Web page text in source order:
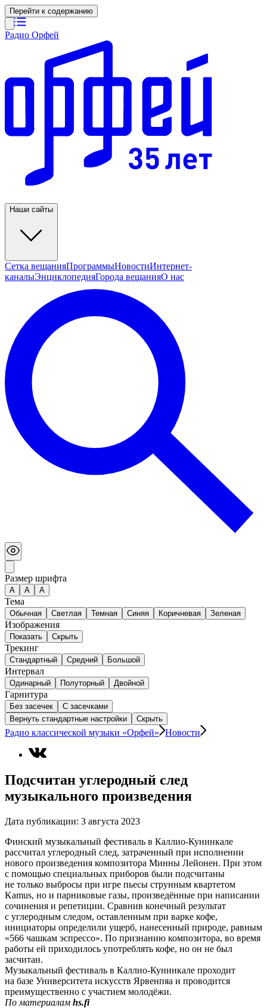
Перейти к содержанию
Радио Орфей
Наши сайты
Сетка вещанияПрограммыНовостиИнтернет-
каналыЭнциклопедияГорода вещанияО нас
Размер шрифта
А A A
Тема
Обычная Светлая Темная Синяя Коричневая Зеленая
Изображения
Показать Скрыть
Трекинг
Стандартный Средний Большой
Интервал
Одинарный Полуторный Двойной
Гарнитура
Без засечек
С засечками
Вернуть стандартные настройки
Скрыть
Радио классической музыки «Орфей» Новости
Подсчитан углеродный след
музыкального произведения
Дата публикации: 3 августа 2023
Финский музыкальный фестиваль в Каллио-Кунинкале
рассчитал углеродный след, затраченный при исполнении
нового произведения композитора Минны Лейонен. При этом
с помощью специальных приборов были подсчитаны
не только выбросы при игре пьесы струнным квартетом
Kamus, но и парниковые газы, произведённые при написании
сочинения и репетиции. Сравнив конечный результат
с углеродным следом, оставленным при варке кофе,
инициаторы определили ущерб, нанесенный природе, равным
«566 чашкам эспрессо». По признанию композитора, во время
работы ей приходилось употреблять кофе, но он не был
засчитан.
Музыкальный фестиваль в Каллио-Кунинкале проходит
на базе Университета искусств Ярвенпяа и проводится
преимущественно с участием молодёжи.
По материалам hs.fi